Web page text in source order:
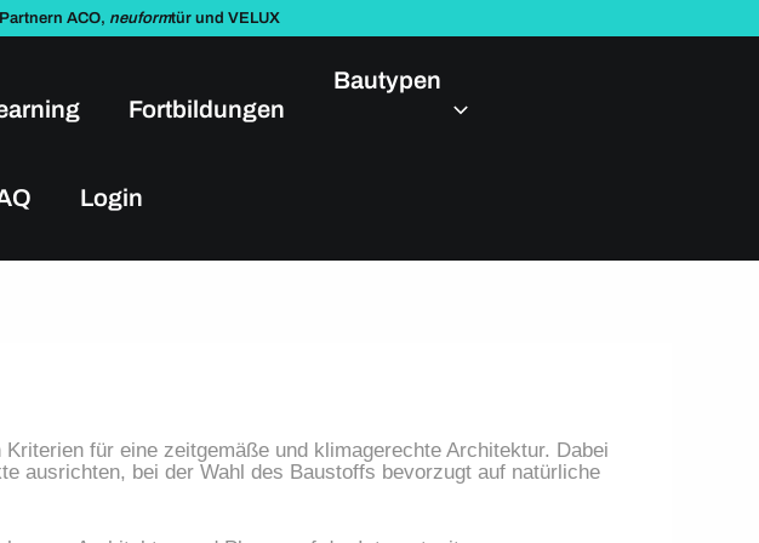
ACO, neuformtür und VELUX
Fortbildungen
Bautypen
Login
für eine zeitgemäße und klimagerechte Architektur. Dabei
ausrichten, bei der Wahl des Baustoffs bevorzugt auf natürliche